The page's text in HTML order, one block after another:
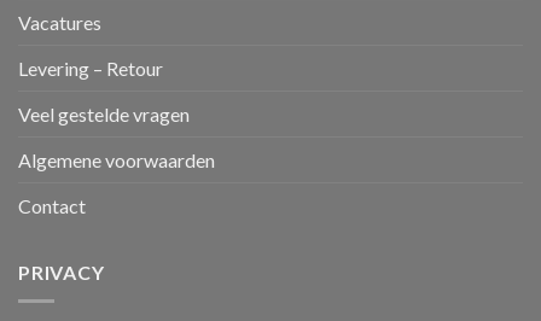
Vacatures
Levering – Retour
Veel gestelde vragen
Algemene voorwaarden
Contact
PRIVACY